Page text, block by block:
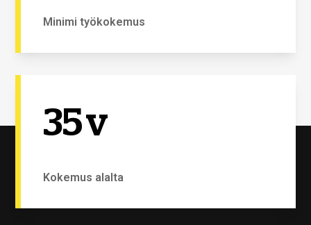
Minimi työkokemus
35v
Kokemus alalta